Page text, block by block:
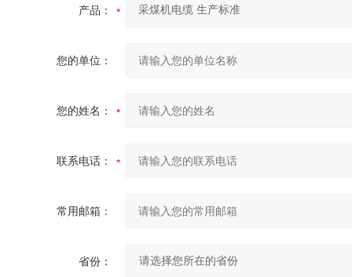
产品：
您的单位：
您的姓名：
联系电话：
常用邮箱：
省份：